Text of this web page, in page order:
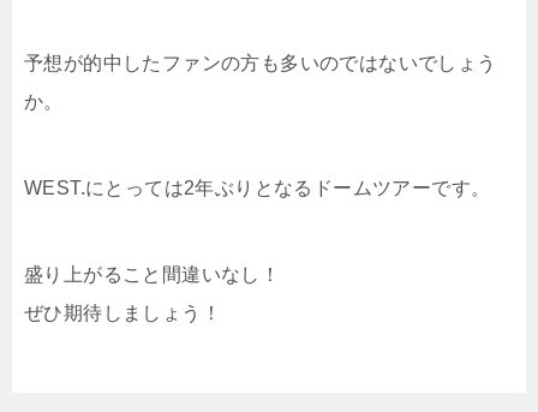
予想が的中したファンの方も多いのではないでしょう
か。
WEST.にとっては2年ぶりとなるドームツアーです。
盛り上がること間違いなし！
ぜひ期待しましょう！